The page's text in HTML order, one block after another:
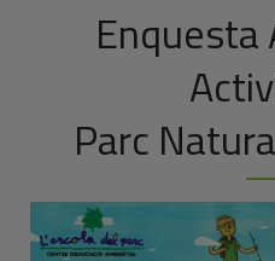
Enquesta
Parc